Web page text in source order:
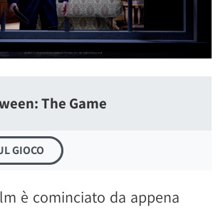
The Game
GIOCO
è cominciato da appena